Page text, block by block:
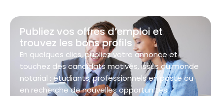
Publiez vos offres d’emploi et
trouvez les bons profils
En quelques clics, publiez votre annonce et
touchez des candidats motivés, issus du monde
notarial : étudiants, professionnels en poste ou
en recherche de nouvelles opportunités.